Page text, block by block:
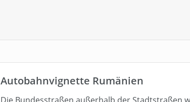
Autobahnvignette Rumänien